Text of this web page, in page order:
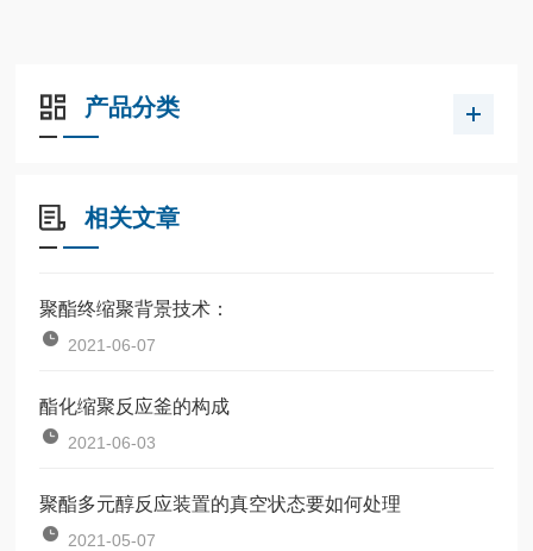
产品分类
相关文章
聚酯终缩聚背景技术：
2021-06-07
酯化缩聚反应釜的构成
2021-06-03
聚酯多元醇反应装置的真空状态要如何处理
2021-05-07